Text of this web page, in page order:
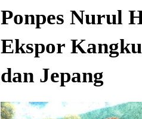
Ponpes Nurul
Ekspor
dan Jepang